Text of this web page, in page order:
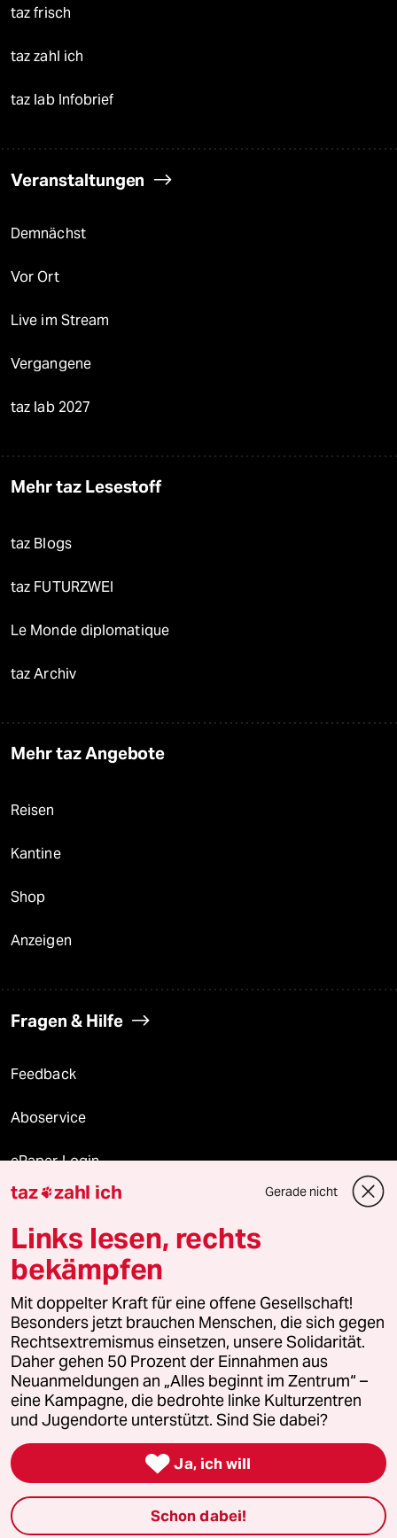
taz frisch
taz zahl ich
taz lab Infobrief
Veranstaltungen
Demnächst
Vor Ort
Live im Stream
Vergangene
taz lab 2027
Mehr taz Lesestoff
taz Blogs
taz FUTURZWEI
Le Monde diplomatique
taz Archiv
Mehr taz Angebote
Reisen
Kantine
Shop
Anzeigen
Fragen & Hilfe
Feedback
Aboservice
ePaper Login
Downloads für Abonnierende
© 2026 taz Verlags und Vertriebs GmbH
Alle Rechte vorbehalten. Bei rechtlichen Fragen oder für Genehmigungen
wenden Sie sich bitte an
lizenzen@taz.de
Feedback Redaktionsstatut Kommune-Richtlinien
Leitlinie Informant Datenschutz Impressum AGB
Seitenwende Einwilligungen widerrufen (Ads)
taz zahl ich Gerade nicht
Links lesen, rechts
bekämpfen
Mit doppelter Kraft für eine offene Gesellschaft!
Besonders jetzt brauchen Menschen, die sich gegen
Rechtsextremismus einsetzen, unsere Solidarität.
Daher gehen 50 Prozent der Einnahmen aus
Neuanmeldungen an „Alles beginnt im Zentrum“ –
eine Kampagne, die bedrohte linke Kulturzentren
und Jugendorte unterstützt. Sind Sie dabei?
 Ja, ich will
Schon dabei!